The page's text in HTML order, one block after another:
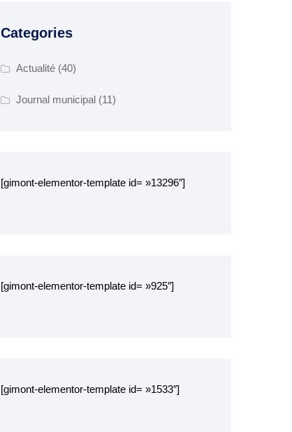
Categories
Actualité(40)
Journal municipal(11)
[gimont-elementor-template id= »13296″]
[gimont-elementor-template id= »925″]
[gimont-elementor-template id= »1533″]